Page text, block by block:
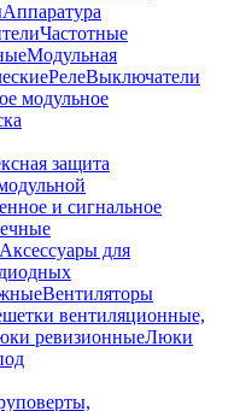
Аппаратура
Частотные
Модульная
РелеВыключатели
модульное
защита
и сигнальное
Аксессуары для
Вентиляторы
вентиляционные,
ревизионныеЛюки